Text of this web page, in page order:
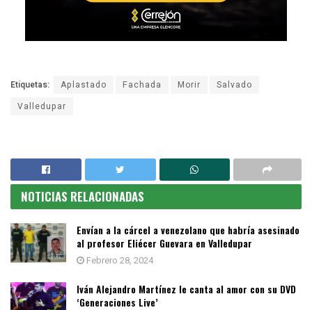
Etiquetas: Aplastado Fachada Morir
Salvado
Valledupar
NOTICIAS RELACIONADAS
Envían a la cárcel a venezolano que habría asesinado
al profesor Eliécer Guevara en Valledupar
Febrero 28, 2024
Iván Alejandro Martínez le canta al amor con su DVD
‘Generaciones Live’